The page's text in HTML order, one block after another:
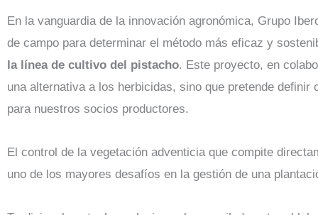
En la vanguardia de la innovación agronómica, Grupo
de campo para determinar el método más eficaz y
la línea de cultivo del pistacho. Este proyecto, en
una alternativa a los herbicidas, sino que pretende
para nuestros socios productores.
El control de la vegetación adventicia que compite
uno de los mayores desafíos en la gestión de una